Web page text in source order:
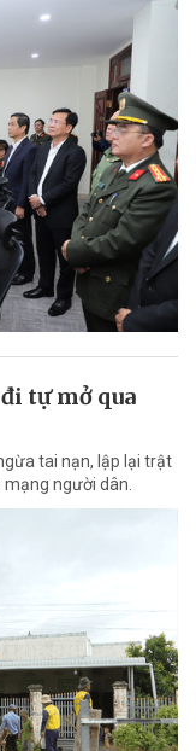
tự mở qua
tai nạn, lập lại trật
người dân.